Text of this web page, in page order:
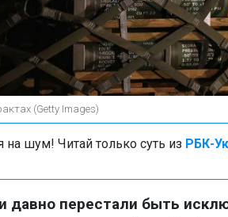
(Getty Images)
на шум! Читай только суть из РБК-
давно перестали быть